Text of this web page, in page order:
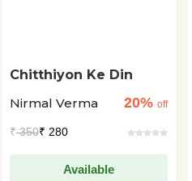
Chitthiyon Ke Din
Nirmal Verma
20% off
₹350₹ 280
Available